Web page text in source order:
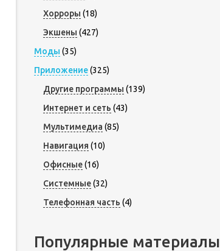
Хорроры (18)
Экшены (427)
Моды (35)
Приложение(325)
Другие программы (139)
Интернет и сеть (43)
Мультимедиа (85)
Навигация (10)
Офисные(16)
Системные(32)
Телефонная часть (4)
Популярные материалы